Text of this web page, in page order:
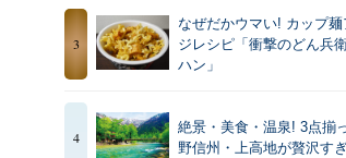
3
なぜだかウマい! カップ麺
ジレシピ「衝撃のどん兵
ハン」
4
絶景・美食・温泉! 3点揃
野信州・上高地が贅沢す